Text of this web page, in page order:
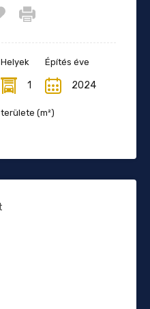
Helyek
1
Építés éve
2024
(m²)